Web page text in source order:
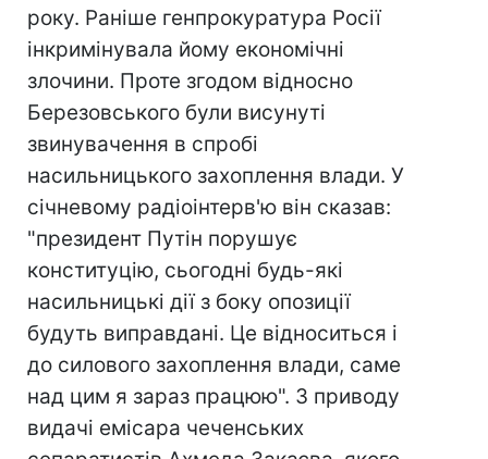
року. Раніше генпрокуратура Росії
інкримінувала йому економічні
злочини. Проте згодом відносно
Березовського були висунуті
звинувачення в спробі
насильницького захоплення влади. У
січневому радіоінтерв'ю він сказав:
"президент Путін порушує
конституцію, сьогодні будь-які
насильницькі дії з боку опозиції
будуть виправдані. Це відноситься і
до силового захоплення влади, саме
над цим я зараз працюю". З приводу
видачі емісара чеченських